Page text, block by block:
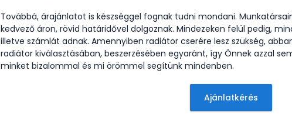
Továbbá, árajánlatot is készséggel fognak tudni mondani.
kedvező áron, rövid határidővel dolgoznak. Mindezeken felül pedig,
illetve számlát adnak. Amennyiben radiátor cserére lesz szükség,
radiátor kiválasztásában, beszerzésében egyaránt, így Önnek azzal
minket bizalommal és mi örömmel segítünk mindenben.
Ajánlatkérés